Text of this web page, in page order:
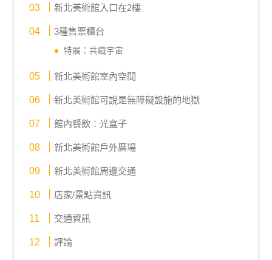
新北美術館入口在2樓
3種售票櫃台
特展：共織宇宙
新北美術館室內空間
新北美術館可說是無障礙設施的地獄
館內餐飲：光盒子
新北美術館戶外廣場
新北美術館周邊交通
店家/景點資訊
交通資訊
評論